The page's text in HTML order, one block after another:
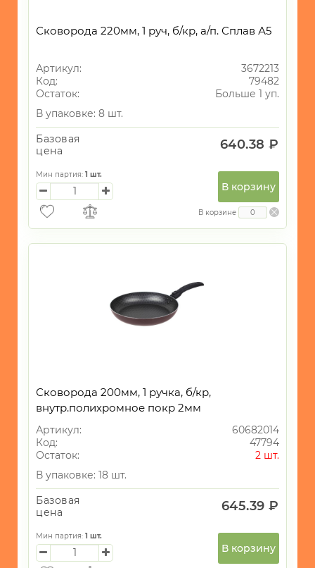
Сковорода 220мм, 1 руч, б/кр, а/п. Сплав А5
Артикул:
3672213
Код:
79482
Остаток:
Больше 1 уп.
В упаковке: 8 шт.
Базовая
цена
640.38 ₽
Мин партия: 1 шт.
В корзину
В корзине
Сковорода 200мм, 1 ручка, б/кр,
внутр.полихромное покр 2мм
Артикул:
60682014
Код:
47794
Остаток:
2 шт.
В упаковке: 18 шт.
Базовая
цена
645.39 ₽
Мин партия: 1 шт.
В корзину